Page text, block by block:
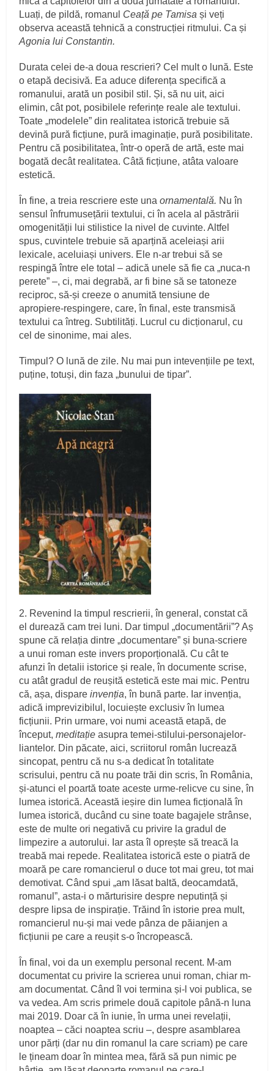
Luați, de pildă, romanul Ceață pe Tamisa și veți
observa această tehnică a construcției ritmului. Ca și
Agonia lui Constantin.
Durata celei de-a doua rescrieri? Cel mult o lună. Este
o etapă decisivă. Ea aduce diferența specifică a
romanului, arată un posibil stil. Și, să nu uit, aici
elimin, cât pot, posibilele referințe reale ale textului.
Toate „modelele” din realitatea istorică trebuie să
devină pură ficțiune, pură imaginație, pură posibilitate.
Pentru că posibilitatea, într-o operă de artă, este mai
bogată decât realitatea. Câtă ficțiune, atâta valoare
estetică.
În fine, a treia rescriere este unaornamentală. Nu în
sensul înfrumusețării textului, ci în acela al păstrării
omogenității lui stilistice la nivel de cuvinte. Altfel
spus, cuvintele trebuie să aparțină aceleiași arii
lexicale, aceluiași univers. Ele n-ar trebui să se
respingă între ele total – adică unele să fie ca „nuca-n
perete” –, ci, mai degrabă, ar fi bine să se tatoneze
reciproc, să-și creeze o anumită tensiune de
apropiere-respingere, care, în final, este transmisă
textului ca întreg. Subtilități. Lucrul cu dicționarul, cu
cel de sinonime, mai ales.
Timpul? O lună de zile. Nu mai pun intevențiile pe text,
puține, totuși, din faza „bunului de tipar”.
2. Revenind la timpul rescrierii, în general, constat că
el durează cam trei luni. Dar timpul „documentării”? Aș
spune că relația dintre „documentare” și buna-scriere
a unui roman este invers proporțională. Cu cât te
afunzi în detalii istorice și reale, în documente scrise,
cu atât gradul de reușită estetică este mai mic. Pentru
că, așa, dispare invenția, în bună parte. Iar invenția,
adică imprevizibilul, locuiește exclusiv în lumea
ficțiunii. Prin urmare, voi numi această etapă, de
început,meditație asupra temei-stilului-personajelor-
liantelor. Din păcate, aici, scriitorul român lucrează
sincopat, pentru că nu s-a dedicat în totalitate
scrisului, pentru că nu poate trăi din scris, în România,
și-atunci el poartă toate aceste urme-relicve cu sine, în
lumea istorică. Această ieșire din lumea ficțională în
lumea istorică, ducând cu sine toate bagajele strânse,
este de multe ori negativă cu privire la gradul de
limpezire a autorului. Iar asta îl oprește să treacă la
treabă mai repede. Realitatea istorică este o piatră de
moară pe care romancierul o duce tot mai greu, tot mai
demotivat. Când spui „am lăsat baltă, deocamdată,
romanul”, asta-i o mărturisire despre neputință și
despre lipsa de inspirație. Trăind în istorie prea mult,
romancierul nu-și mai vede pânza de păianjen a
ficțiunii pe care a reușit s-o încropească.
În final, voi da un exemplu personal recent. M-am
documentat cu privire la scrierea unui roman, chiar m-
am documentat. Când îl voi termina și-l voi publica, se
va vedea. Am scris primele două capitole până-n luna
mai 2019. Doar că în iunie, în urma unei revelații,
noaptea – căci noaptea scriu –, despre asamblarea
unor părți (dar nu din romanul la care scriam) pe care
le țineam doar în mintea mea, fără să pun nimic pe